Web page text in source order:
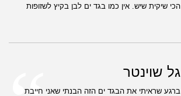
הכי שיקית שיש. אין כמו בגד ים לבן בקיץ לשזופות
גל שוינטר
ברגע שראיתי את הבגד ים הזה הבנתי שאני חייבת